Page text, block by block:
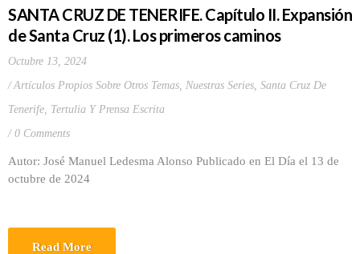
SANTA CRUZ DE TENERIFE. Capítulo II. Expansión
de Santa Cruz (1). Los primeros caminos
Octubre 13, 2024
Artículos Propios Sobre Otros Temas, Nuestras Series, Santa Cruz De
Tenerife, Tertulia Y Prensa Escrita
0 Comments
Autor: José Manuel Ledesma Alonso Publicado en El Día el 13 de
octubre de 2024
Read More